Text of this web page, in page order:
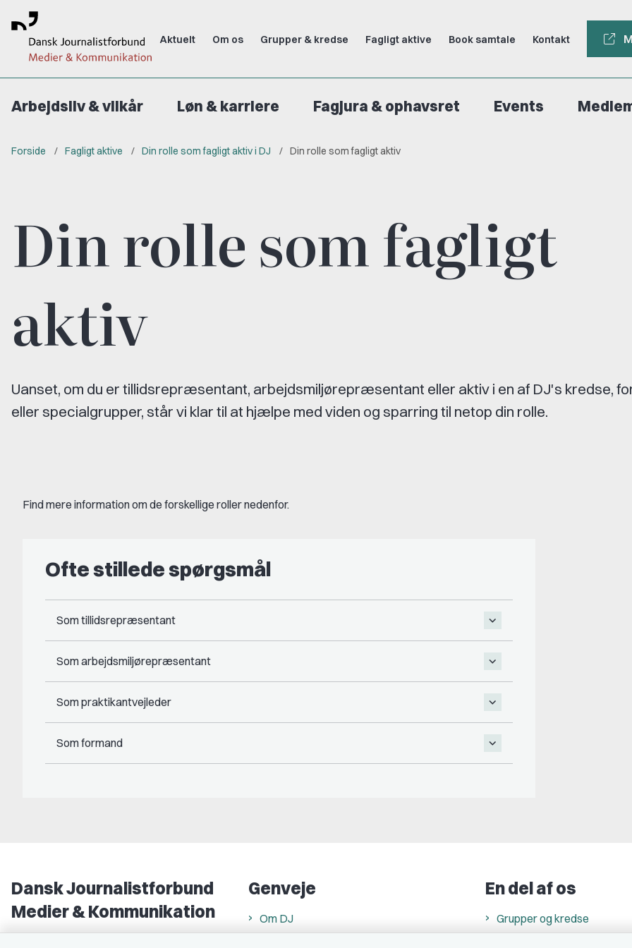
Aktuelt Om os Grupper & kredse Fagligt aktive Book samtale Kontakt
Arbejdsliv & vilkår Løn & karriere Fagjura & ophavsret Events
Forside Fagligt aktive Din rolle som fagligt aktiv i DJ Din rolle som fagligt aktiv
Din rolle som fagligt
aktiv
Uanset, om du er tillidsrepræsentant, arbejdsmiljørepræsentant eller aktiv i en af DJ's kredse,
eller specialgrupper, står vi klar til at hjælpe med viden og sparring til netop din rolle.
Find mere information om de forskellige roller nedenfor.
Ofte stillede spørgsmål
Som tillidsrepræsentant
Som arbejdsmiljørepræsentant
Som praktikantvejleder
Som formand
Dansk Journalistforbund
Medier & Kommunikation
Genveje
Om DJ
En del af os
Grupper og kredse